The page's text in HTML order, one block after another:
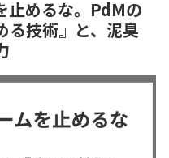
止めるな。PdMの
る技術』と、泥臭